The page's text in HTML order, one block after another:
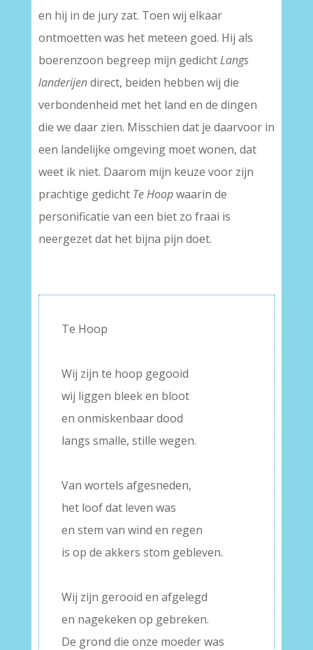
en hij in de jury zat. Toen wij elkaar
ontmoetten was het meteen goed. Hij als
boerenzoon begreep mijn gedichtLangs
landerijendirect, beiden hebben wij die
verbondenheid met het land en de dingen
die we daar zien. Misschien dat je daarvoor in
een landelijke omgeving moet wonen, dat
weet ik niet. Daarom mijn keuze voor zijn
prachtige gedicht Te Hoopwaarin de
personificatie van een biet zo fraai is
neergezet dat het bijna pijn doet.
Te Hoop
Wij zijn te hoop gegooid
wij liggen bleek en bloot
en onmiskenbaar dood
langs smalle, stille wegen.
Van wortels afgesneden,
het loof dat leven was
en stem van wind en regen
is op de akkers stom gebleven.
Wij zijn gerooid en afgelegd
en nagekeken op gebreken.
De grond die onze moeder was